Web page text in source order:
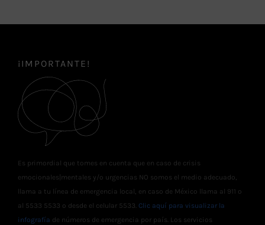
¡IMPORTANTE!
Es primordial que tomes en cuenta que en caso de crisis
emocionales|mentales y/o urgencias NO somos el medio adecuado,
llama a tu línea de emergencia local, en caso de México llama al 911 o
al 5533 5533 o desde el celular 5533. Clic aquí para visualizar la
infografía de números de emergencia por país. Los servicios